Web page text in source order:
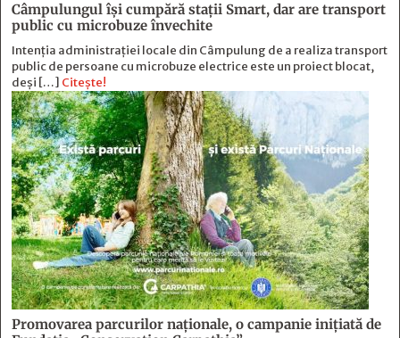
Câmpulungul îşi cumpără staţii Smart, dar are transport
public cu microbuze învechite
Intenția administrației locale din Câmpulung de a realiza transport
public de persoane cu microbuze electrice este un proiect blocat,
deși […] Citește!
Promovarea parcurilor naționale, o campanie inițiată de